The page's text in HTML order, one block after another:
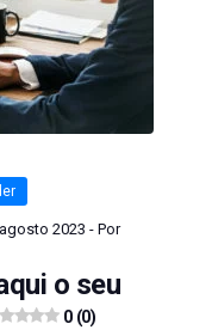
2023 - Por
o seu
0 (0)